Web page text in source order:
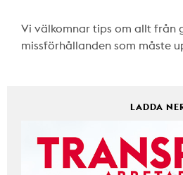
Vi välkomnar tips om allt från
missförhållanden som måste
LADDA